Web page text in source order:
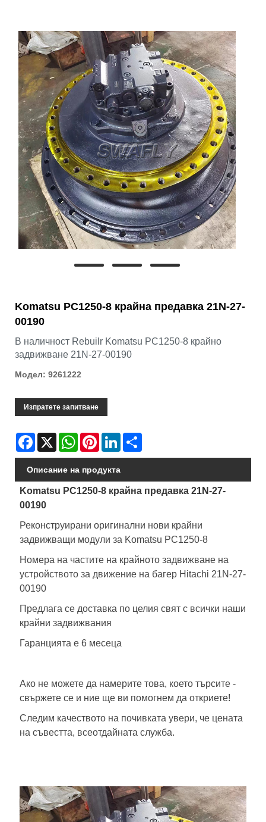
Komatsu PC1250-8 крайна предавка 21N-27-
00190
В наличност Rebuilr Komatsu PC1250-8 крайно
задвижване 21N-27-00190
Модел: 9261222
Изпратете запитване
Facebook
X WhatsAppPinterestLinkedIn
Описание на продукта
Komatsu PC1250-8 крайна предавка 21N-27-
00190
Реконструирани оригинални нови крайни
задвижващи модули за Komatsu PC1250-8
Номера на частите на крайното задвижване на
устройството за движение на багер Hitachi 21N-27-
00190
Предлага се доставка по целия свят с всички наши
крайни задвижвания
Гаранцията е 6 месеца
Ако не можете да намерите това, което търсите -
свържете се и ние ще ви помогнем да откриете!
Следим качеството на почивката увери, че цената
на съвестта, всеотдайната служба.